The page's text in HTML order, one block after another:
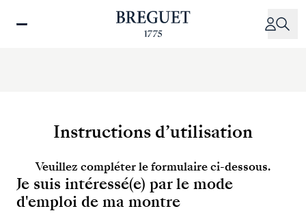
Instructions d’utilisation
Veuillez compléter le formulaire ci-dessous.
Je suis intéressé(e) par le mode
d'emploi de ma montre